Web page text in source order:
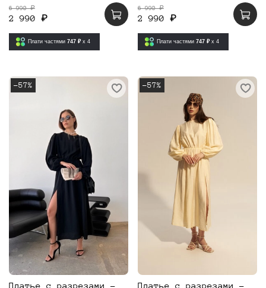
6 990 ₽
2 990 ₽
Плати частями 747 ₽ x 4
6 990 ₽
2 990 ₽
Плати частями 747 ₽ x 4
-57%
Платье с разрезами -
-57%
Платье с разрезами -